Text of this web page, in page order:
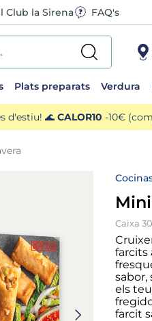
Club la Sirena FAQ's
Plats preparats Verdura
d'estiu! 🌊 CALOR10 -10€
Caixa
farcits
sabor,
els
farcit